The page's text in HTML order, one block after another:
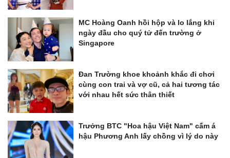
MC Hoàng Oanh hồi hộp và lo lắng khi
ngày đầu cho quý tử đến trường ở
Singapore
Đan Trường khoe khoảnh khắc đi chơi
cùng con trai và vợ cũ, cả hai tương tác
với nhau hết sức thân thiết
Trưởng BTC "Hoa hậu Việt Nam" cấm á
hậu Phương Anh lấy chồng vì lý do này